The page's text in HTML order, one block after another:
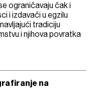
ograničavaju čak i
i izdavači u egzilu
tradiciju
i njihova povratka
na